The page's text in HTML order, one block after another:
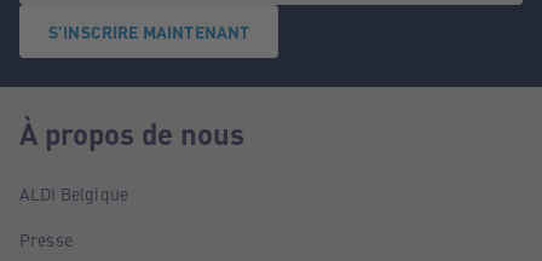
S'INSCRIRE MAINTENANT
À propos de nous
ALDI Belgique
Presse